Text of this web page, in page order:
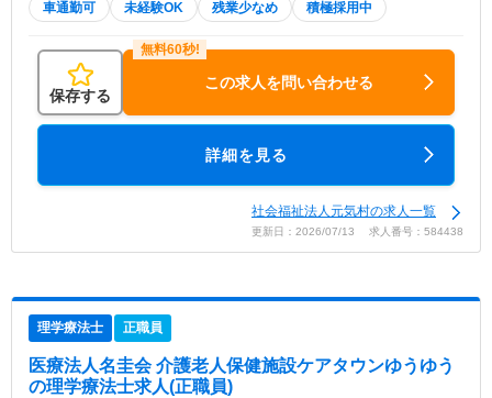
車通勤可 未経験OK 残業少なめ 積極採用中
保存する
この求人を問い合わせる
詳細を見る
社会福祉法人元気村の求人一覧
更新日：2026/07/13 求人番号：584438
理学療法士 正職員
医療法人名圭会 介護老人保健施設ケアタウンゆうゆう
の理学療法士求人(正職員)